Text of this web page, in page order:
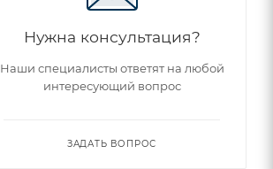
Нужна консультация?
Наши специалисты ответят на любой
интересующий вопрос
ЗАДАТЬ ВОПРОС